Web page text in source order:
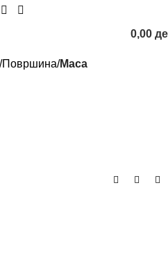
0,00
Површина Маса